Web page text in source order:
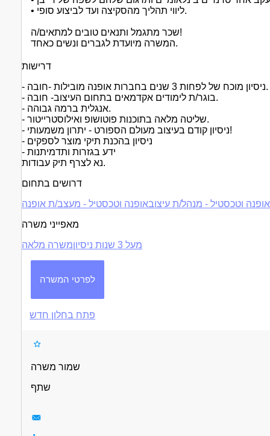
• ליווי תהליך מהסקיצה ועד לביצוע סופי.
שכר מתגמל ותנאים טובים למתאים/ה!
המשרה מיועדת לגברים ונשים כאחד.
דרישות
- ניסיון מוכח של לפחות 3 שנים בחברות אופנה מובילות -חובה.
- בוגר/ת לימודים אקדמאים בתחום העיצוב- חובה.
- אנגלית ברמה גבוהה.
- שליטה מלאה בתוכנות פוטושופ ואילוסטרייטור.
- ניסיון קודם בעיצוב מעולם הספורט - יתרון משמעותי!
- ניסיון בהכנת תיקי מוצר לספקים
- ידע בגזרות ותדמיתנות
נא לצרף תיק עבודות.
דרושים בתחום
אופנה וטכסטיל - מנהל/ת עיצובאופנה וטכסטיל - מעצב/ת אופנה
מאפייני משרה
מעל 3 שנות ניסיון
משרה מלאה
לפרטי המשרה
פתח בחלון חדש
שמור משרה
שתף